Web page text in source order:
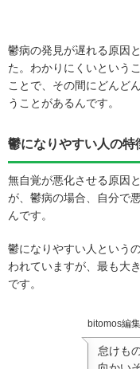
鬱病の発見が遅れる原因
た。わかりにくいという
ことで、その間にどんどん
うことがあるんです。
鬱になりやすい人の特
無自覚が悪化させる原因
が、鬱病の場合、自分で
んです。
鬱になりやすい人という
われていますが、最も大
です。
bitomos編
怠けも